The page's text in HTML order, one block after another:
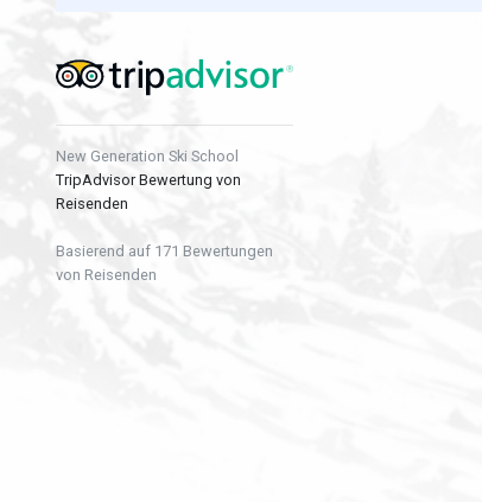
New Generation Ski School
TripAdvisor Bewertung von
Reisenden
Basierend auf 171 Bewertungen
von Reisenden